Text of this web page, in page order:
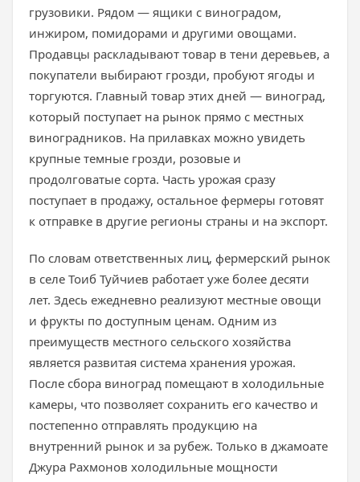
грузовики. Рядом — ящики с виноградом,
инжиром, помидорами и другими овощами.
Продавцы раскладывают товар в тени деревьев, а
покупатели выбирают грозди, пробуют ягоды и
торгуются. Главный товар этих дней — виноград,
который поступает на рынок прямо с местных
виноградников. На прилавках можно увидеть
крупные темные грозди, розовые и
продолговатые сорта. Часть урожая сразу
поступает в продажу, остальное фермеры готовят
к отправке в другие регионы страны и на экспорт.
По словам ответственных лиц, фермерский рынок
в селе Тоиб Туйчиев работает уже более десяти
лет. Здесь ежедневно реализуют местные овощи
и фрукты по доступным ценам. Одним из
преимуществ местного сельского хозяйства
является развитая система хранения урожая.
После сбора виноград помещают в холодильные
камеры, что позволяет сохранить его качество и
постепенно отправлять продукцию на
внутренний рынок и за рубеж. Только в джамоате
Джура Рахмонов холодильные мощности